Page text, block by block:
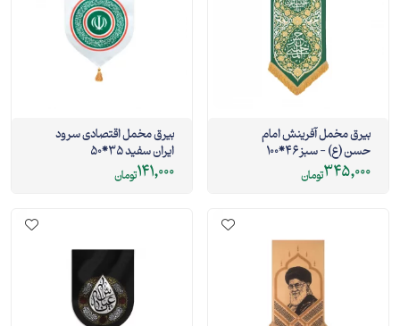
بیرق مخمل آفرینش امام
حسن (ع) - سبز 46*100
345,000تومان
بیرق مخمل اقتصادی سرود
ایران سفید 35*50
141,000تومان